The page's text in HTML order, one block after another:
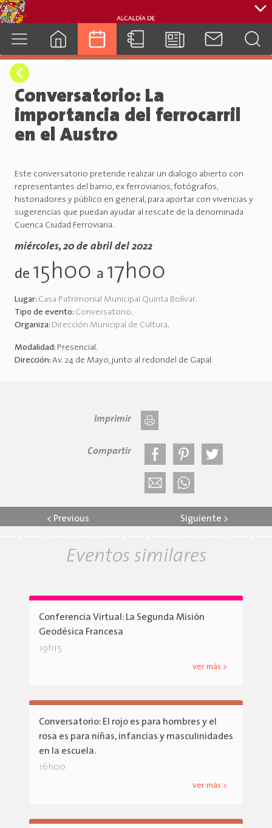
Conversatorio: La
importancia del ferrocarril
en el Austro
Este conversatorio pretende realizar un dialogo abierto con
representantes del barrio, ex ferroviarios, fotógrafos,
historiadores y público en general, para aportar con vivencias y
sugerencias que puedan ayudar al rescate de la denominada
Cuenca Ciudad Ferroviaria.
miércoles, 20 de abril del 2022
de 15h00 a 17h00
Lugar: Casa Patrimonial Municipal Quinta Bolívar.
Tipo de evento: Conversatorio.
Organiza: Dirección Municipal de Cultura.
Modalidad: Presencial.
Dirección: Av. 24 de Mayo, junto al redondel de Gapal.
Imprimir
Compartir
< Previous Siguiente >
Eventos similares
Conferencia Virtual: La Segunda Misión
Geodésica Francesa
19h15
ver más >
Conversatorio: El rojo es para hombres y el
rosa es para niñas, infancias y masculinidades
en la escuela.
16h00
ver más >